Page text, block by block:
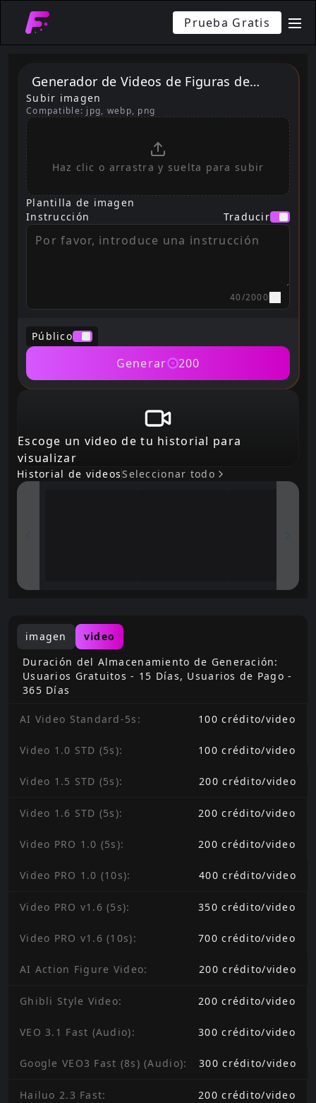
Prueba Gratis
Generador de Videos de Figuras de
Acción con IA
Subir imagen
Compatible: jpg, webp, png
Haz clic o arrastra y suelta para subir
Plantilla de imagen
Instrucción
Traducir
40/2000
Público
Generar 200
Escoge un video de tu historial para
visualizar
Historial de videosSeleccionar todo
imagen
video
Duración del Almacenamiento de Generación:
Usuarios Gratuitos - 15 Días, Usuarios de Pago -
365 Días
AI Video Standard-5s : 100 crédito/video
Video 1.0 STD (5s): 100 crédito/video
Video 1.5 STD (5s): 200 crédito/video
Video 1.6 STD (5s): 200 crédito/video
Video PRO 1.0 (5s): 200 crédito/video
Video PRO 1.0 (10s): 400 crédito/video
Video PRO v1.6 (5s): 350 crédito/video
Video PRO v1.6 (10s): 700 crédito/video
AI Action Figure Video: 200 crédito/video
Ghibli Style Video: 200 crédito/video
VEO 3.1 Fast (Audio): 300 crédito/video
Google VEO3 Fast (8s) (Audio): 300 crédito/video
Hailuo 2.3 Fast: 200 crédito/video